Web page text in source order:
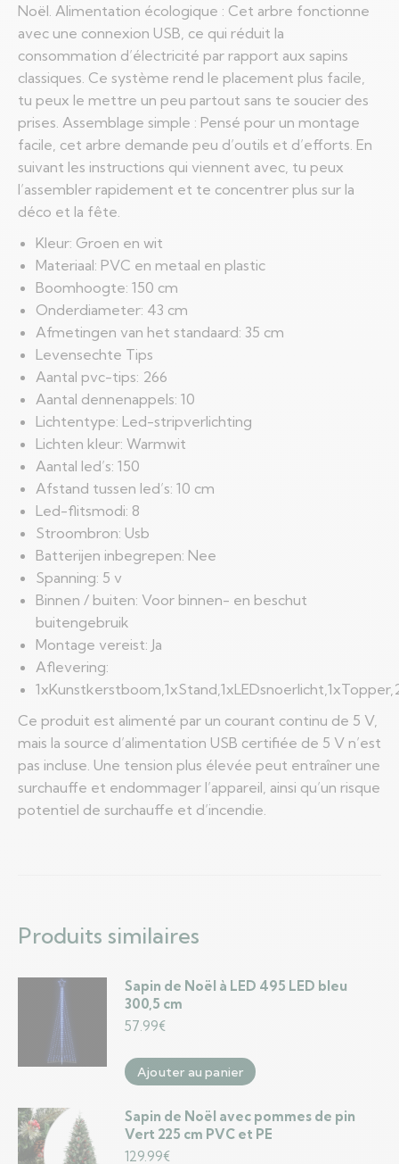
Noël. Alimentation écologique : Cet arbre fonctionne
avec une connexion USB, ce qui réduit la
consommation d’électricité par rapport aux sapins
classiques. Ce système rend le placement plus facile,
tu peux le mettre un peu partout sans te soucier des
prises. Assemblage simple : Pensé pour un montage
facile, cet arbre demande peu d’outils et d’efforts. En
suivant les instructions qui viennent avec, tu peux
l’assembler rapidement et te concentrer plus sur la
déco et la fête.
Kleur: Groen en wit
Materiaal: PVC en metaal en plastic
Boomhoogte: 150 cm
Onderdiameter: 43 cm
Afmetingen van het standaard: 35 cm
Levensechte Tips
Aantal pvc-tips: 266
Aantal dennenappels: 10
Lichtentype: Led-stripverlichting
Lichten kleur: Warmwit
Aantal led’s: 150
Afstand tussen led’s: 10 cm
Led-flitsmodi: 8
Stroombron: Usb
Batterijen inbegrepen: Nee
Spanning: 5 v
Binnen / buiten: Voor binnen- en beschut
buitengebruik
Montage vereist: Ja
Aflevering:
Ce produit est alimenté par un courant continu de 5 V,
mais la source d’alimentation USB certifiée de 5 V n’est
pas incluse. Une tension plus élevée peut entraîner une
surchauffe et endommager l’appareil, ainsi qu’un risque
potentiel de surchauffe et d’incendie.
Produits similaires
Sapin de Noël à LED 495 LED bleu
300,5 cm
57.99€
Ajouter au panier
Sapin de Noël avec pommes de pin
Vert 225 cm PVC et PE
129.99€